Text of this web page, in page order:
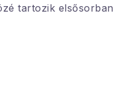
tartozik